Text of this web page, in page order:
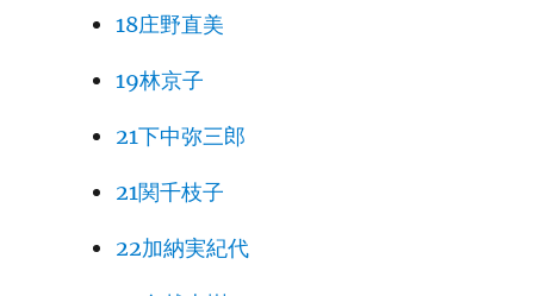
18庄野直美
19林京子
21下中弥三郎
21関千枝子
22加納実紀代